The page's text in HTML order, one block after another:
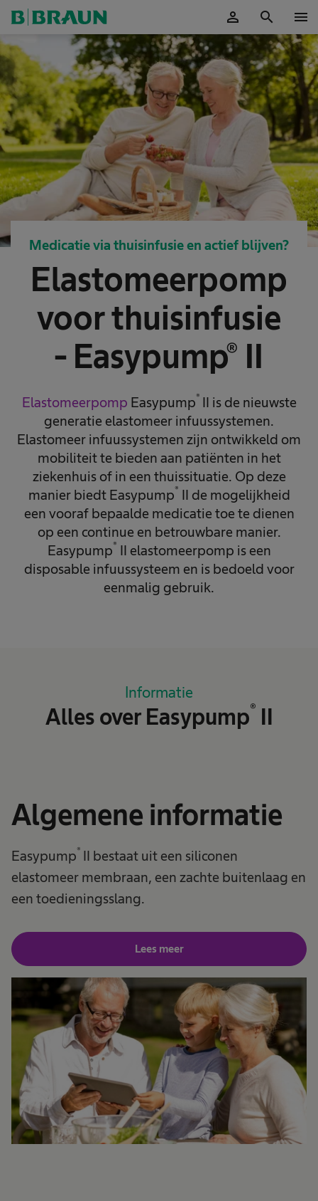
person search menu
Medicatie via thuisinfusie en actief blijven?
Elastomeerpomp
voor thuisinfusie
- Easypump® II
Elastomeerpomp Easypump® II is de nieuwste
generatie elastomeer infuussystemen.
Elastomeer infuussystemen zijn ontwikkeld om
mobiliteit te bieden aan patiënten in het
ziekenhuis of in een thuissituatie. Op deze
manier biedt Easypump® II de mogelijkheid
een vooraf bepaalde medicatie toe te dienen
op een continue en betrouwbare manier.
Easypump® II elastomeerpomp is een
disposable infuussysteem en is bedoeld voor
eenmalig gebruik.
Informatie
Alles over Easypump® II
Algemene informatie
Easypump® II bestaat uit een siliconen
elastomeer membraan, een zachte buitenlaag en
een toedieningsslang.
Lees meer